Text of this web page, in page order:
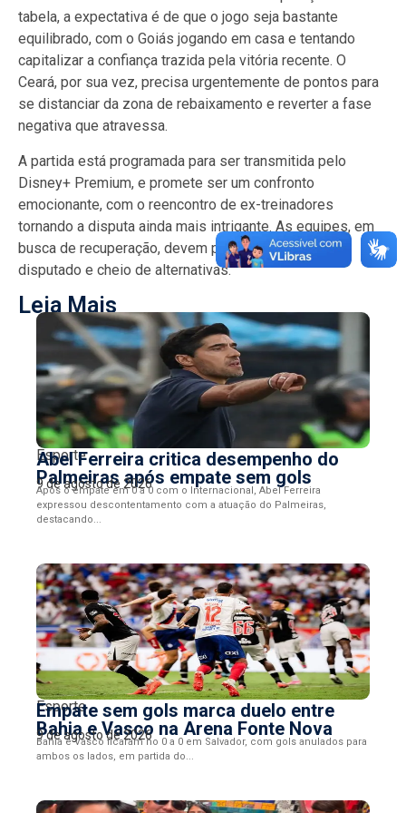
tabela, a expectativa é de que o jogo seja bastante
equilibrado, com o Goiás jogando em casa e tentando
capitalizar a confiança trazida pela vitória recente. O
Ceará, por sua vez, precisa urgentemente de pontos para
se distanciar da zona de rebaixamento e reverter a fase
negativa que atravessa.
A partida está programada para ser transmitida pelo
Disney+ Premium, e promete ser um confronto
emocionante, com o reencontro de ex-treinadores
tornando a disputa ainda mais intrigante. As equipes, em
busca de recuperação, devem proporcionar um jogo
disputado e cheio de alternativas.
Leia Mais
Esporte
Abel Ferreira critica desempenho do
Palmeiras após empate sem gols
9 de agosto de 2026
Após o empate em 0 a 0 com o Internacional, Abel Ferreira
expressou descontentamento com a atuação do Palmeiras,
destacando...
Esporte
Empate sem gols marca duelo entre
Bahia e Vasco na Arena Fonte Nova
9 de agosto de 2026
Bahia e Vasco ficaram no 0 a 0 em Salvador, com gols anulados para
ambos os lados, em partida do...